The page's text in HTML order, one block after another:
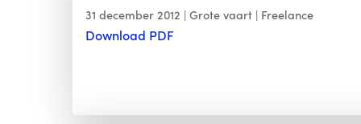
31 december 2012 Grote vaart Freelance
Download PDF